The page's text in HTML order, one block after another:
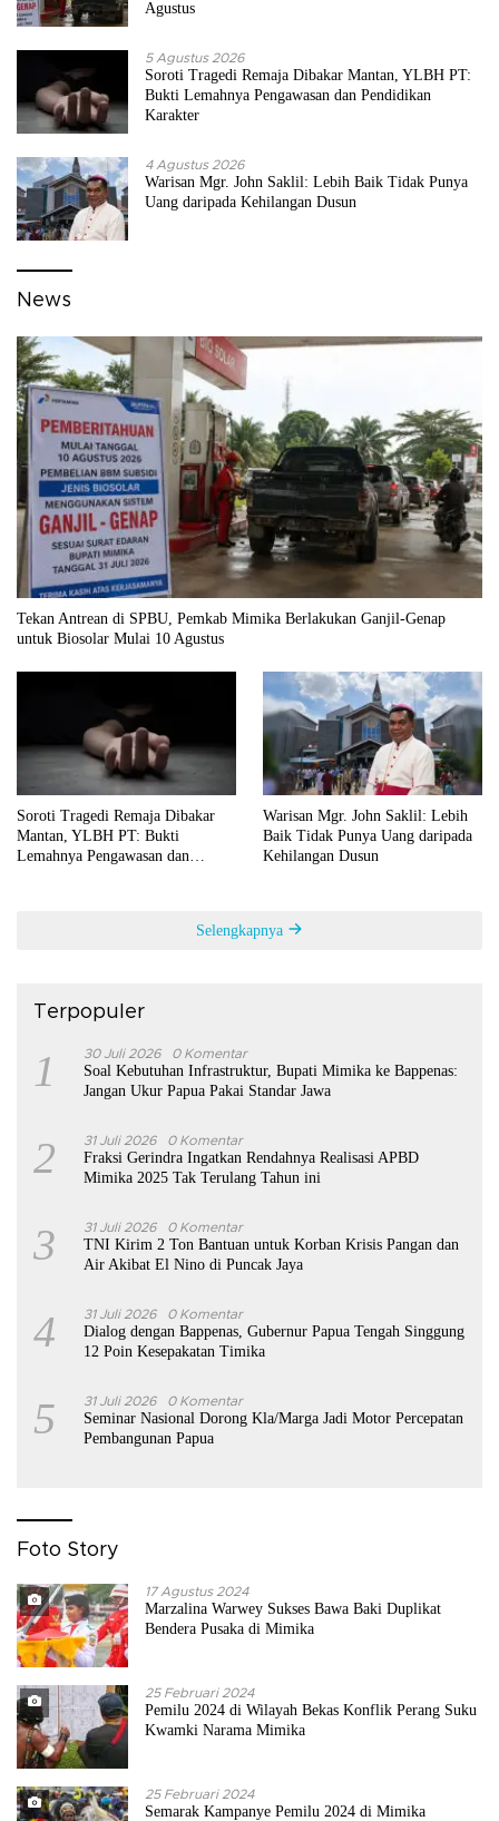
Agustus
5 Agustus 2026
Soroti Tragedi Remaja Dibakar Mantan, YLBH PT:
Bukti Lemahnya Pengawasan dan Pendidikan
Karakter
4 Agustus 2026
Warisan Mgr. John Saklil: Lebih Baik Tidak Punya
Uang daripada Kehilangan Dusun
News
Tekan Antrean di SPBU, Pemkab Mimika Berlakukan Ganjil-Genap
untuk Biosolar Mulai 10 Agustus
Soroti Tragedi Remaja Dibakar
Mantan, YLBH PT: Bukti
Lemahnya Pengawasan dan
Warisan Mgr. John Saklil: Lebih
Baik Tidak Punya Uang daripada
Kehilangan Dusun
Selengkapnya
Terpopuler
1 30 Juli 2026 0 Komentar
Soal Kebutuhan Infrastruktur, Bupati Mimika ke Bappenas:
Jangan Ukur Papua Pakai Standar Jawa
2 31 Juli 2026 0 Komentar
Fraksi Gerindra Ingatkan Rendahnya Realisasi APBD
Mimika 2025 Tak Terulang Tahun ini
3 31 Juli 2026 0 Komentar
TNI Kirim 2 Ton Bantuan untuk Korban Krisis Pangan dan
Air Akibat El Nino di Puncak Jaya
4 31 Juli 2026 0 Komentar
Dialog dengan Bappenas, Gubernur Papua Tengah Singgung
12 Poin Kesepakatan Timika
5 31 Juli 2026 0 Komentar
Seminar Nasional Dorong Kla/Marga Jadi Motor Percepatan
Pembangunan Papua
Foto Story
17 Agustus 2024
Marzalina Warwey Sukses Bawa Baki Duplikat
Bendera Pusaka di Mimika
25 Februari 2024
Pemilu 2024 di Wilayah Bekas Konflik Perang Suku
Kwamki Narama Mimika
25 Februari 2024
Semarak Kampanye Pemilu 2024 di Mimika